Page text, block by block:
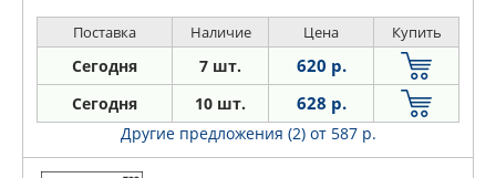
Hybrid 09-
Поставка Наличие Цена Купить
Сегодня 7 шт. 620 р.
Сегодня 10 шт. 628 р.
Другие предложения (2) от 587 р.